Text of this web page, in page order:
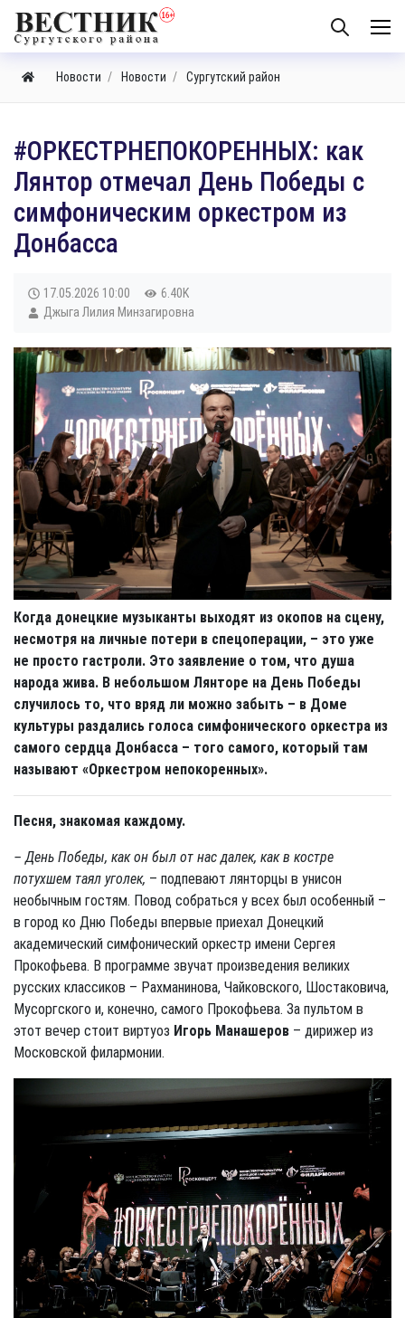
Новости Новости Сургутский район
​#ОРКЕСТРНЕПОКОРЕННЫХ: как
Лянтор отмечал День Победы с
симфоническим оркестром из
Донбасса
17.05.2026 10:00
6.40K
Джыга Лилия Минзагировна
Когда донецкие музыканты выходят из окопов на сцену,
несмотря на личные потери в спецоперации, – это уже
не просто гастроли. Это заявление о том, что душа
народа жива. В небольшом Лянторе на День Победы
случилось то, что вряд ли можно забыть – в Доме
культуры раздались голоса симфонического оркестра из
самого сердца Донбасса – того самого, который там
называют «Оркестром непокоренных».
Песня, знакомая каждому.
– День Победы, как он был от нас далек, как в костре
потухшем таял уголек, – подпевают лянторцы в унисон
необычным гостям. Повод собраться у всех был особенный –
в город ко Дню Победы впервые приехал Донецкий
академический симфонический оркестр имени Сергея
Прокофьева. В программе звучат произведения великих
русских классиков – Рахманинова, Чайковского, Шостаковича,
Мусоргского и, конечно, самого Прокофьева. За пультом в
этот вечер стоит виртуоз Игорь Манашеров – дирижер из
Московской филармонии.